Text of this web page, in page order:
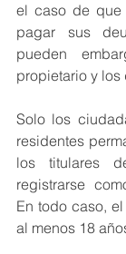
el caso de que
pagar sus
pueden
propietario y los
Solo los
residentes
los titulares
registrarse
En todo caso,
al menos 18